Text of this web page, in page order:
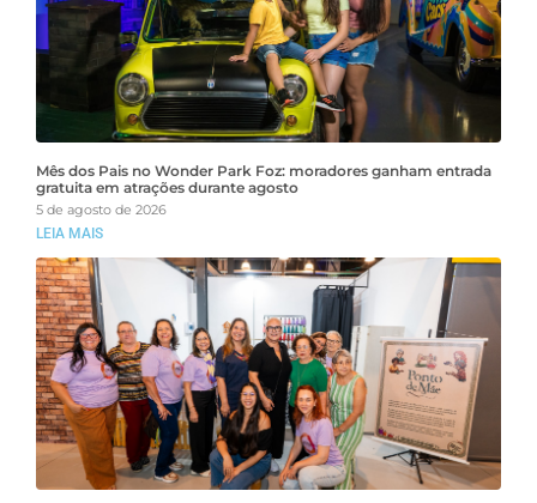
Mês dos Pais no Wonder Park Foz: moradores ganham entrada
gratuita em atrações durante agosto
5 de agosto de 2026
LEIA MAIS